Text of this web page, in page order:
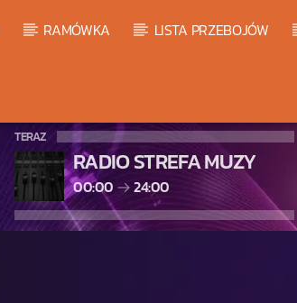
RAMÓWKA LISTA PRZEBOJÓW
TERAZ
RADIO STREFA MUZY
00:00 24:00